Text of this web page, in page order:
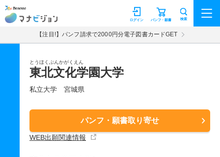
マナビジョン パンフ・願書
ログイン 検索
【注目!】パンフ請求で2000円分電子図書カードGET
とうほくぶんかがくえん
東北文化学園大学
私立大学 宮城県
パンフ・願書取り寄せ
WEB出願関連情報